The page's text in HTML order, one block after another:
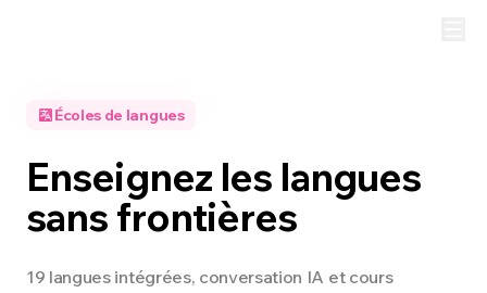
Écoles de langues
Enseignez les langues
sans frontières
19 langues intégrées, conversation IA et cours